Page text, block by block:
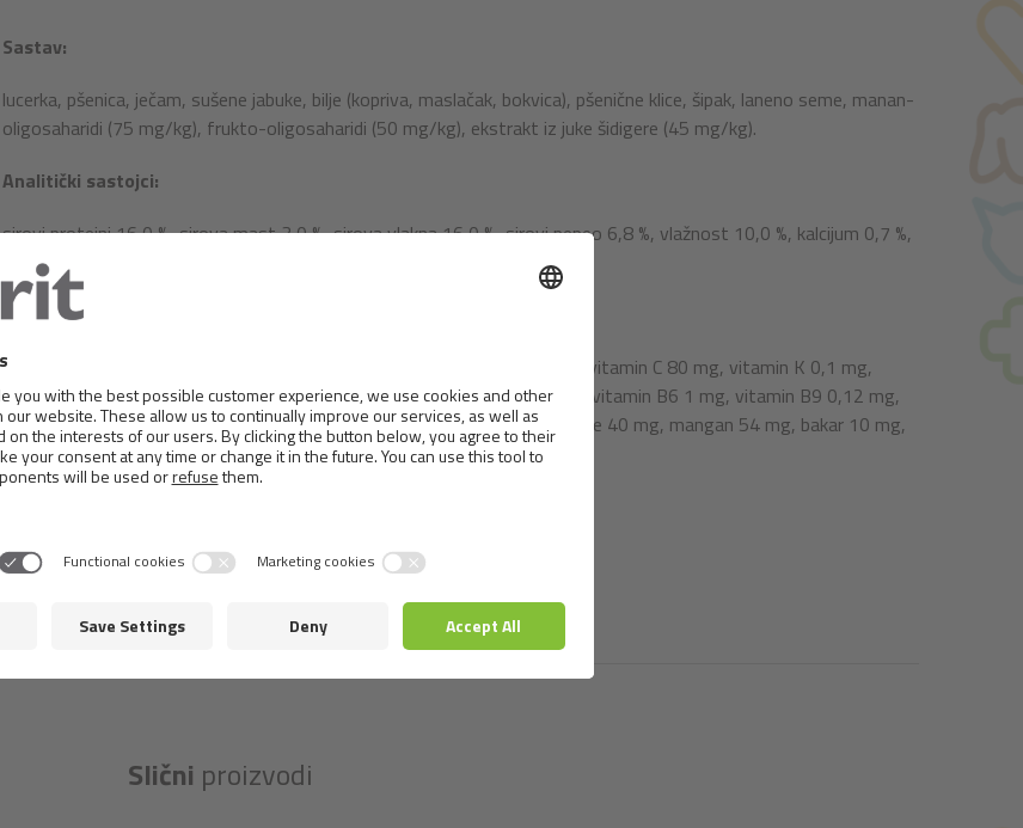
Sastav:
lucerka, pšenica, ječam, sušene jabuke, bilje (kopriva, maslačak, bokvica), pšenične klice, šipak, laneno seme, manan-
oligosaharidi (75 mg/kg), frukto-oligosaharidi (50 mg/kg), ekstrakt iz juke šidigere (45 mg/kg).
Analitički sastojci:
sirovi proteini 16,0 %, sirova mast 3,0 %, sirova vlakna 16,0 %, sirovi pepeo 6,8 %, vlažnost 10,0 %, kalcijum 0,7 %,
fosfor 0,4 %, natrijum 0,05 %.
Nutritivni sastav:
vitamin A 10200 IU, vitamin D3 1250 IU, vitamin E (α-tokoferol) 70 mg, vitamin C 80 mg, vitamin K 0,1 mg,
vitamin B1 1 mg, vitamin B2 2 mg, vitamin B3 6 mg, vitamin B5 3,5 mg, vitamin B6 1 mg, vitamin B9 0,12 mg,
vitamin B12 0,02 mg, biotin 1 mg, holin hlorid 200 mg, cink 72 mg, gvožđe 40 mg, mangan 54 mg, bakar 10 mg,
jod 1,8 mg, selen 0,21 mg, kobalt 0,1 mg.
2 500 kcal/kg.
Slični proizvodi